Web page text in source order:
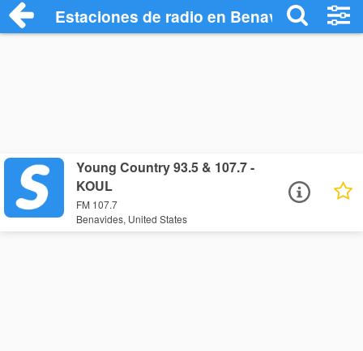
Estaciones de radio en Benavides -
Young Country 93.5 & 107.7 -
KOUL
FM 107.7
Benavides, United States